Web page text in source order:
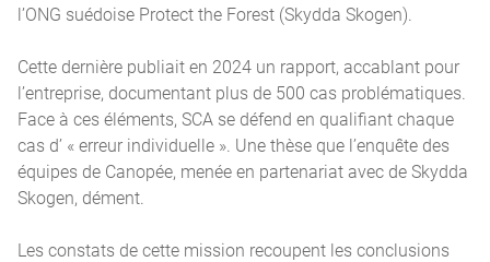
l’ONG suédoise Protect the Forest (Skydda Skogen).
Cette dernière publiait en 2024 un rapport, accablant pour
l’entreprise, documentant plus de 500 cas problématiques.
Face à ces éléments, SCA se défend en qualifiant chaque
cas d’ « erreur individuelle ». Une thèse que l’enquête des
équipes de Canopée, menée en partenariat avec de Skydda
Skogen, dément.
Les constats de cette mission recoupent les conclusions